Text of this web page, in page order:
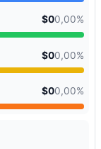
$00,00%
$00,00%
$00,00%